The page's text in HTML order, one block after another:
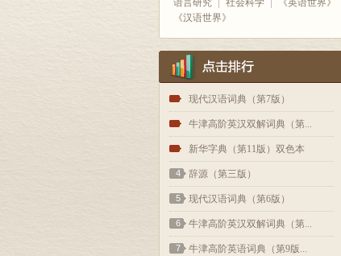
语言研究
社会科学
《英语世界》
《汉语世界》
1 现代汉语词典（第7版）
2 牛津高阶英汉双解词典（第...
3 新华字典（第11版）双色本
4 辞源（第三版）
5 现代汉语词典（第6版）
6 牛津高阶英汉双解词典（第...
7 牛津高阶英语词典（第9版...